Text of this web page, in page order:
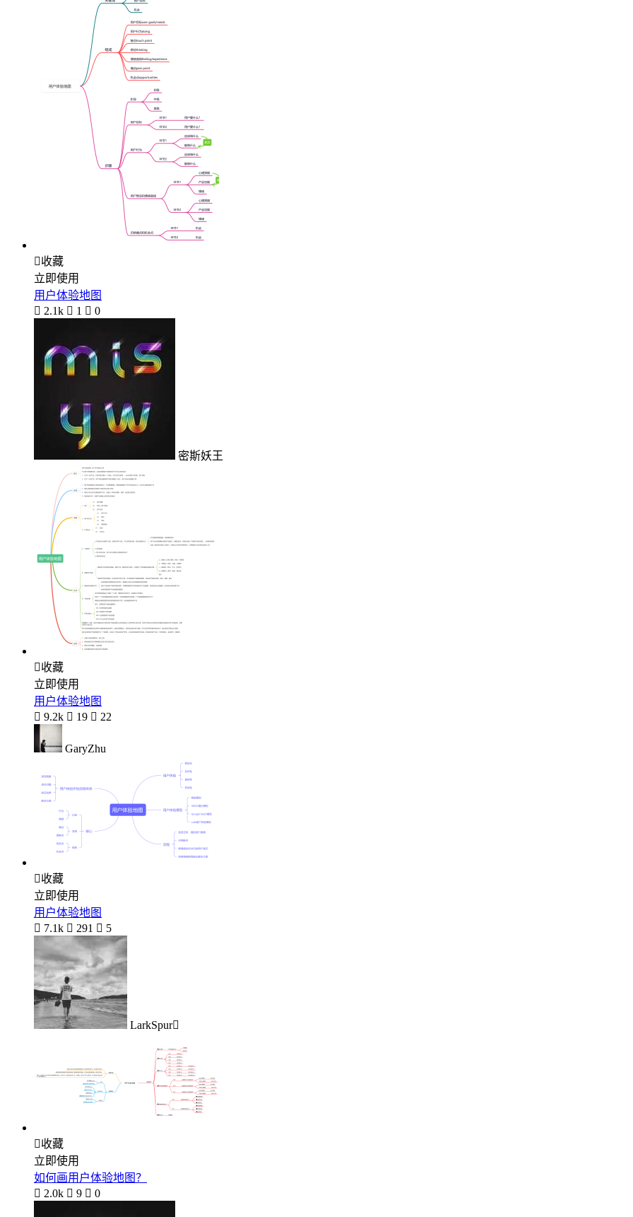
收藏
立即使用
用户体验地图
 2.1k  1  0
密斯妖王
收藏
立即使用
用户体验地图
 9.2k  19  22
GaryZhu
收藏
立即使用
用户体验地图
 7.1k  291  5
LarkSpur
收藏
立即使用
如何画用户体验地图？
 2.0k  9  0